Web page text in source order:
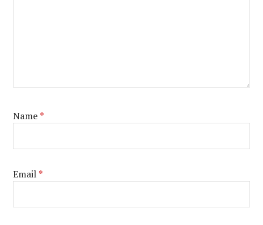
Name*
Email*